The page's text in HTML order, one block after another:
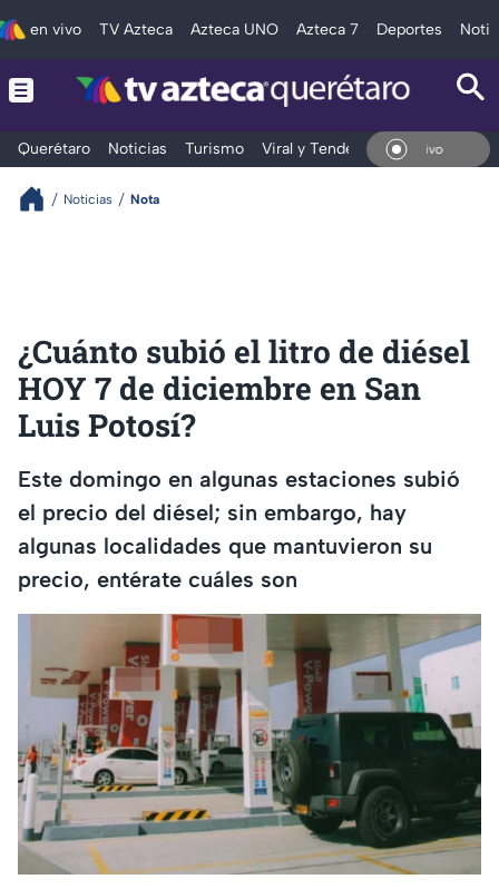
en vivo TV Azteca Azteca UNO Azteca 7 Deportes
Querétaro Noticias Turismo Viral y Tendencia Clima
En Vivo
Noticias Nota
¿Cuánto subió el litro de diésel
HOY 7 de diciembre en San
Luis Potosí?
Este domingo en algunas estaciones subió
el precio del diésel; sin embargo, hay
algunas localidades que mantuvieron su
precio, entérate cuáles son